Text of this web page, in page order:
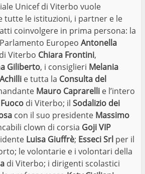
Unicef di Viterbo vuole
tutte le istituzioni, i partner e le
coinvolgere in prima persona: la
Europeo Antonella
Viterbo Chiara Frontini,
Giliberto, i consiglieri Melania
e tutta la Consulta del
Mauro Caprarelli e l’intero
di Viterbo; il Sodalizio dei
con il suo presidente Massimo
clown di corsia Goji VIP
Luisa Giuffrè; Esseci Srl per il
le volontarie e i volontari della
di Viterbo; i dirigenti scolastici